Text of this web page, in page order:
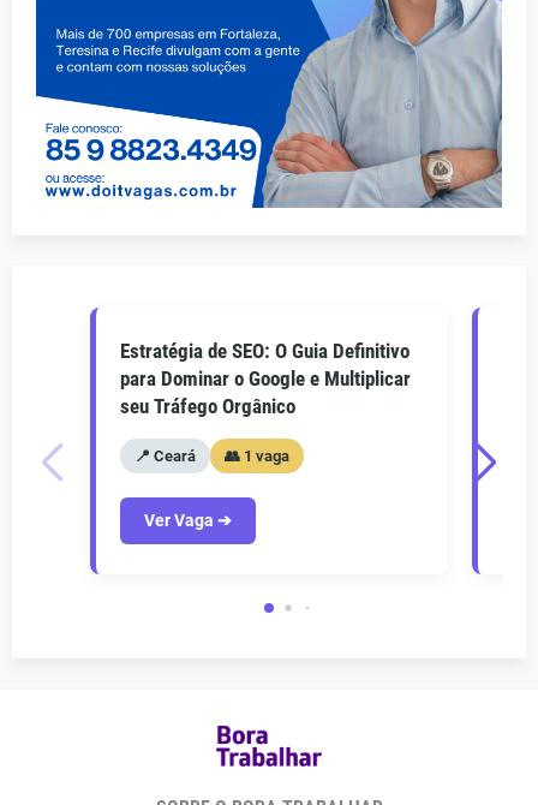
Estratégia de SEO: O Guia Definitivo
para Dominar o Google e Multiplicar
seu Tráfego Orgânico
📍 Ceará 👥 1 vaga
Ver Vaga ➔